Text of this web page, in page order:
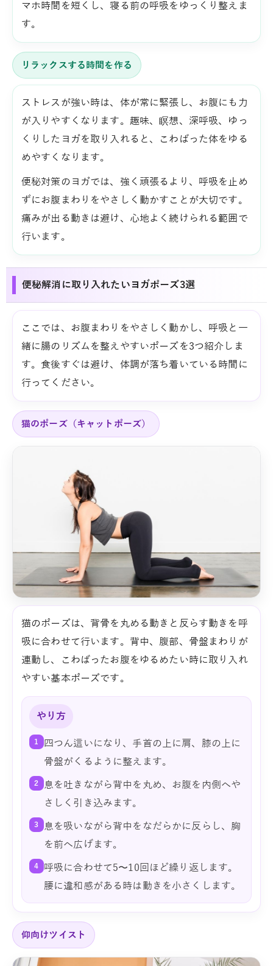
マホ時間を短くし、寝る前の呼吸をゆっくり整えま
す。
リラックスする時間を作る
ストレスが強い時は、体が常に緊張し、お腹にも力
が入りやすくなります。趣味、瞑想、深呼吸、ゆっ
くりしたヨガを取り入れると、こわばった体をゆる
めやすくなります。
便秘対策のヨガでは、強く頑張るより、呼吸を止め
ずにお腹まわりをやさしく動かすことが大切です。
痛みが出る動きは避け、心地よく続けられる範囲で
行います。
便秘解消に取り入れたいヨガポーズ3選
ここでは、お腹まわりをやさしく動かし、呼吸と一
緒に腸のリズムを整えやすいポーズを3つ紹介しま
す。食後すぐは避け、体調が落ち着いている時間に
行ってください。
猫のポーズ（キャットポーズ）
猫のポーズは、背骨を丸める動きと反らす動きを呼
吸に合わせて行います。背中、腹部、骨盤まわりが
連動し、こわばったお腹をゆるめたい時に取り入れ
やすい基本ポーズです。
やり方
1
四つん這いになり、手首の上に肩、膝の上に
骨盤がくるように整えます。
2
息を吐きながら背中を丸め、お腹を内側へや
さしく引き込みます。
3
息を吸いながら背中をなだらかに反らし、胸
を前へ広げます。
4
呼吸に合わせて5〜10回ほど繰り返します。
腰に違和感がある時は動きを小さくします。
仰向けツイスト